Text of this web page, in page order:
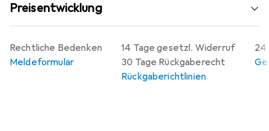
Preisentwicklung
14 Tage gesetzl. Widerruf
30 Tage Rückgaberecht
Rückgaberichtlinien
24
Rechtliche Bedenken
Meldeformular